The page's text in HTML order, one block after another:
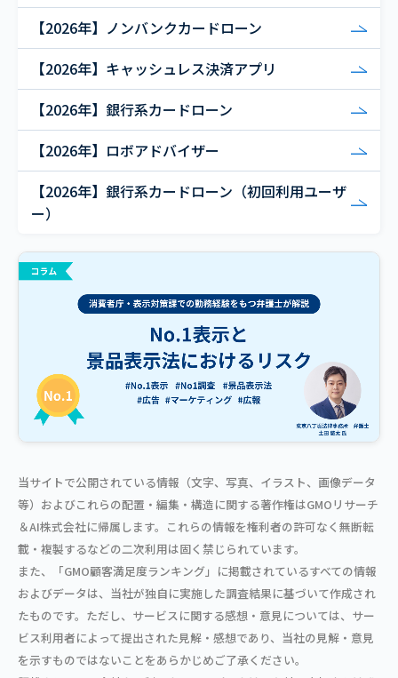
【2026年】ノンバンクカードローン
【2026年】キャッシュレス決済アプリ
【2026年】銀行系カードローン
【2026年】ロボアドバイザー
【2026年】銀行系カードローン（初回利用ユーザ
ー）
当サイトで公開されている情報（文字、写真、イラスト、画像データ
等）およびこれらの配置・編集・構造に関する著作権はGMOリサーチ
＆AI株式会社に帰属します。これらの情報を権利者の許可なく無断転
載・複製するなどの二次利用は固く禁じられています。
また、「GMO顧客満足度ランキング」に掲載されているすべての情報
およびデータは、当社が独自に実施した調査結果に基づいて作成され
たものです。ただし、サービスに関する感想・意見については、サー
ビス利用者によって提出された見解・感想であり、当社の見解・意見
を示すものではないことをあらかじめご了承ください。